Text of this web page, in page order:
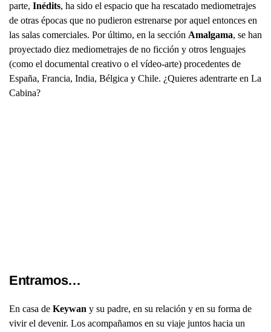
parte, Inédits, ha sido el espacio que ha rescatado mediometrajes
de otras épocas que no pudieron estrenarse por aquel entonces en
las salas comerciales. Por último, en la sección Amalgama, se han
proyectado diez mediometrajes de no ficción y otros lenguajes
(como el documental creativo o el vídeo-arte) procedentes de
España, Francia, India, Bélgica y Chile. ¿Quieres adentrarte en La
Cabina?
Entramos…
En casa de Keywan y su padre, en su relación y en su forma de
vivir el devenir. Los acompañamos en su viaje juntos hacia un